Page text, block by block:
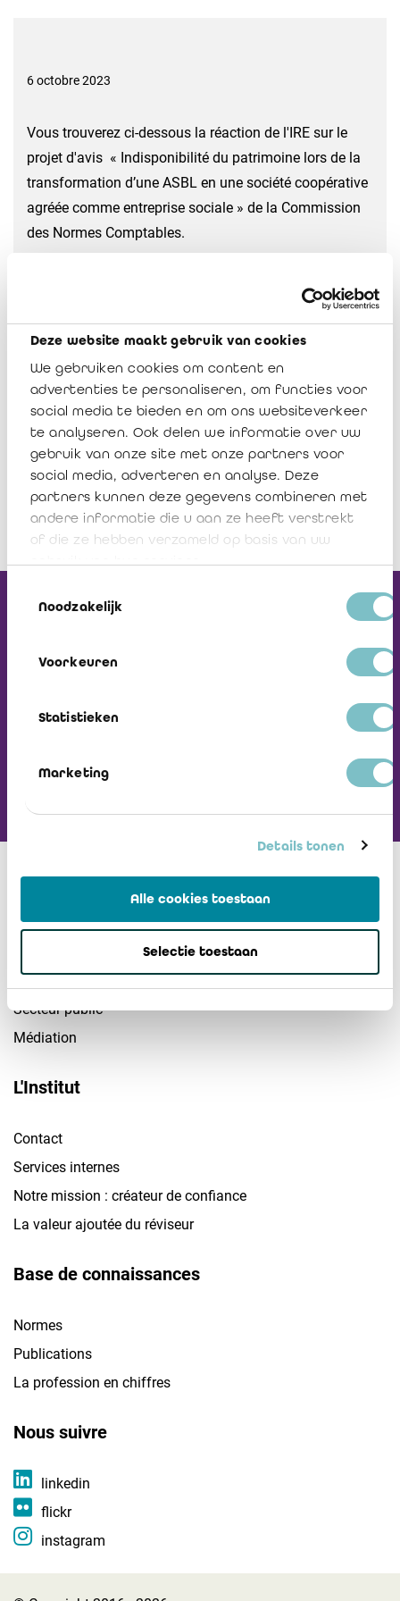
Deze website maakt gebruik van cookies
We gebruiken cookies om content en
advertenties te personaliseren, om functies voor
social media te bieden en om ons websiteverkeer
te analyseren. Ook delen we informatie over uw
gebruik van onze site met onze partners voor
social media, adverteren en analyse. Deze
partners kunnen deze gegevens combineren met
andere informatie die u aan ze heeft verstrekt
of die ze hebben verzameld op basis van uw
Noodzakelijk
Voorkeuren
Statistieken
Marketing
Details tonen
Alle cookies toestaan
Selectie toestaan
6 octobre 2023
Vous trouverez ci-dessous la réaction de l'IRE sur le
projet d'avis « Indisponibilité du patrimoine lors de la
transformation d’une ASBL en une société coopérative
agréée comme entreprise sociale » de la Commission
des Normes Comptables.
Indisponibilité du patrimoine lors de la
transformation d’une ASBL en une
société coopérative agréée comme
entreprise sociale » de la CNC
Télécharger
Recevez notre
Secteurs
Sociétés
Secteur non-marchand
Secteur public
Médiation
L'Institut
Contact
Services internes
Notre mission : créateur de confiance
La valeur ajoutée du réviseur
Base de connaissances
Normes
Publications
La profession en chiffres
Nous suivre
linkedin
flickr
instagram